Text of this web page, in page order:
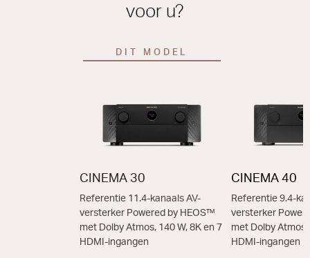
voor u?
DIT MODEL
CINEMA 30
Referentie 11.4-kanaals AV-
versterker Powered by HEOS™
met Dolby Atmos, 140 W, 8K en 7
HDMI-ingangen
CINEMA 40
Referentie 9.4-
versterker
met Dolby Atmos,
HDMI-ingangen